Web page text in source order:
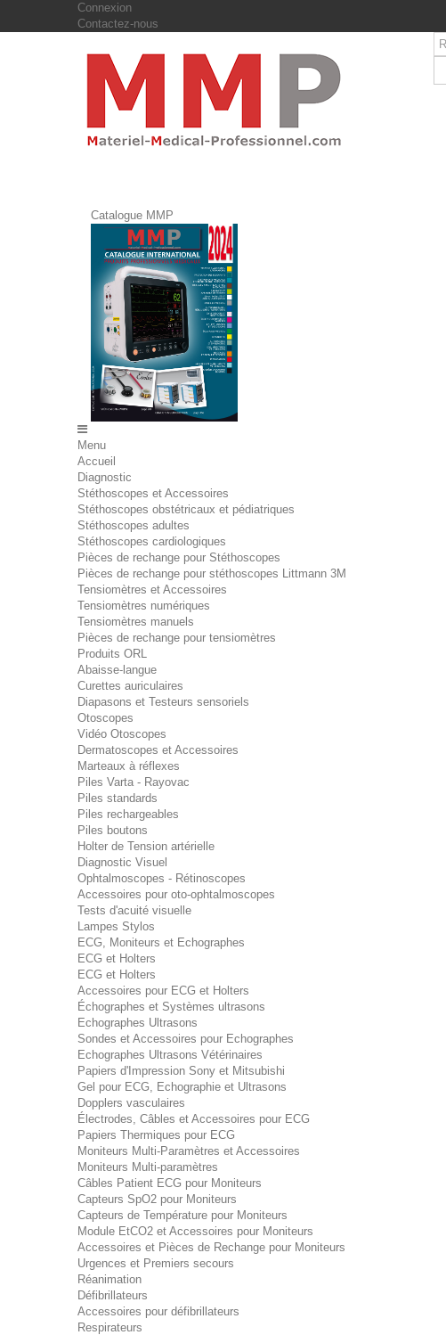
Connexion
Contactez-nous
Catalogue MMP
Menu
Accueil
Diagnostic
Stéthoscopes et Accessoires
Stéthoscopes obstétricaux et pédiatriques
Stéthoscopes adultes
Stéthoscopes cardiologiques
Pièces de rechange pour Stéthoscopes
Pièces de rechange pour stéthoscopes Littmann 3M
Tensiomètres et Accessoires
Tensiomètres numériques
Tensiomètres manuels
Pièces de rechange pour tensiomètres
Produits ORL
Abaisse-langue
Curettes auriculaires
Diapasons et Testeurs sensoriels
Otoscopes
Vidéo Otoscopes
Dermatoscopes et Accessoires
Marteaux à réflexes
Piles Varta - Rayovac
Piles standards
Piles rechargeables
Piles boutons
Holter de Tension artérielle
Diagnostic Visuel
Ophtalmoscopes - Rétinoscopes
Accessoires pour oto-ophtalmoscopes
Tests d'acuité visuelle
Lampes Stylos
ECG, Moniteurs et Echographes
ECG et Holters
ECG et Holters
Accessoires pour ECG et Holters
Échographes et Systèmes ultrasons
Echographes Ultrasons
Sondes et Accessoires pour Echographes
Echographes Ultrasons Vétérinaires
Papiers d'Impression Sony et Mitsubishi
Gel pour ECG, Echographie et Ultrasons
Dopplers vasculaires
Électrodes, Câbles et Accessoires pour ECG
Papiers Thermiques pour ECG
Moniteurs Multi-Paramètres et Accessoires
Moniteurs Multi-paramètres
Câbles Patient ECG pour Moniteurs
Capteurs SpO2 pour Moniteurs
Capteurs de Température pour Moniteurs
Module EtCO2 et Accessoires pour Moniteurs
Accessoires et Pièces de Rechange pour Moniteurs
Urgences et Premiers secours
Réanimation
Défibrillateurs
Accessoires pour défibrillateurs
Respirateurs